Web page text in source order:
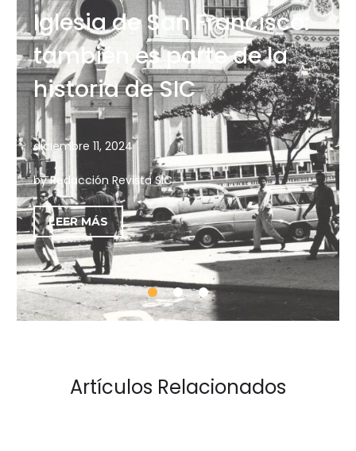
Iglesia de San Francisco:
también es parte de la
historia de SIC
diciembre 11, 2024
by Redacción Revista SIC
LEER MÁS
Artículos Relacionados